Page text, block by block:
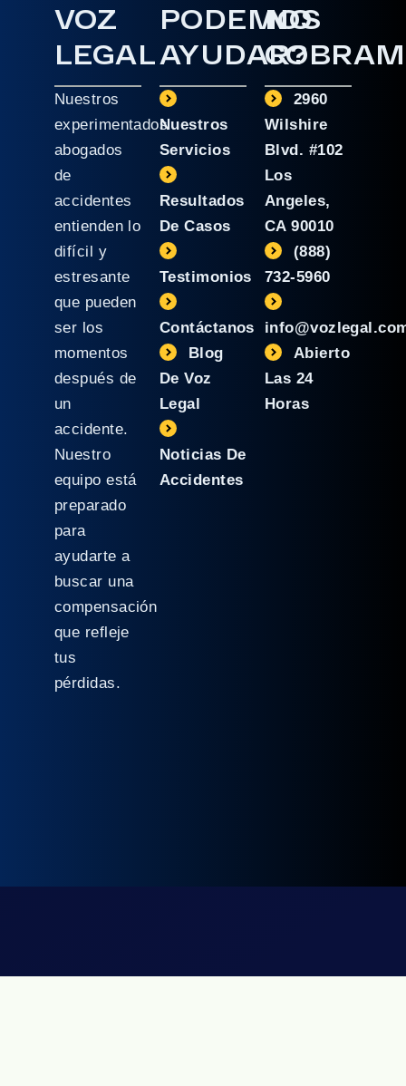
VOZ
LEGAL
Nuestros
experimentados
abogados
de
accidentes
entienden lo
difícil y
estresante
que pueden
ser los
momentos
después de
un
accidente.
Nuestro
equipo está
preparado
para
ayudarte a
buscar una
compensación
que refleje
tus
pérdidas.
PODEMOS
AYUDAR?
Nuestros
Servicios
Resultados
De Casos
Testimonios
Contáctanos
Blog
De Voz
Legal
Noticias De
Accidentes
NO
2960
Wilshire
Blvd. #102
Los
Angeles,
CA 90010
(888)
732-5960
Abierto
Las 24
Horas